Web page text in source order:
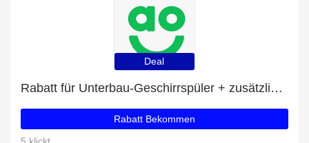
Deal
Rabatt für Unterbau-Geschirrspüler + zusätzlicher 10%-Rabattgutschein
Rabatt Bekommen